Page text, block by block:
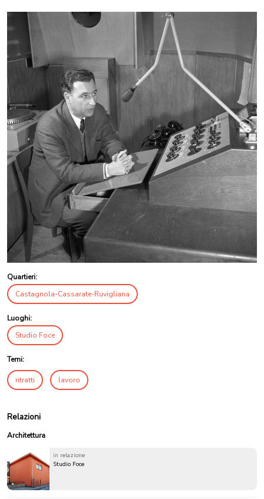
Quartieri:
Castagnola-Cassarate-Ruvigliana
Luoghi:
Studio Foce
Temi:
ritratti lavoro
Relazioni
Architettura
in relazione
Studio Foce